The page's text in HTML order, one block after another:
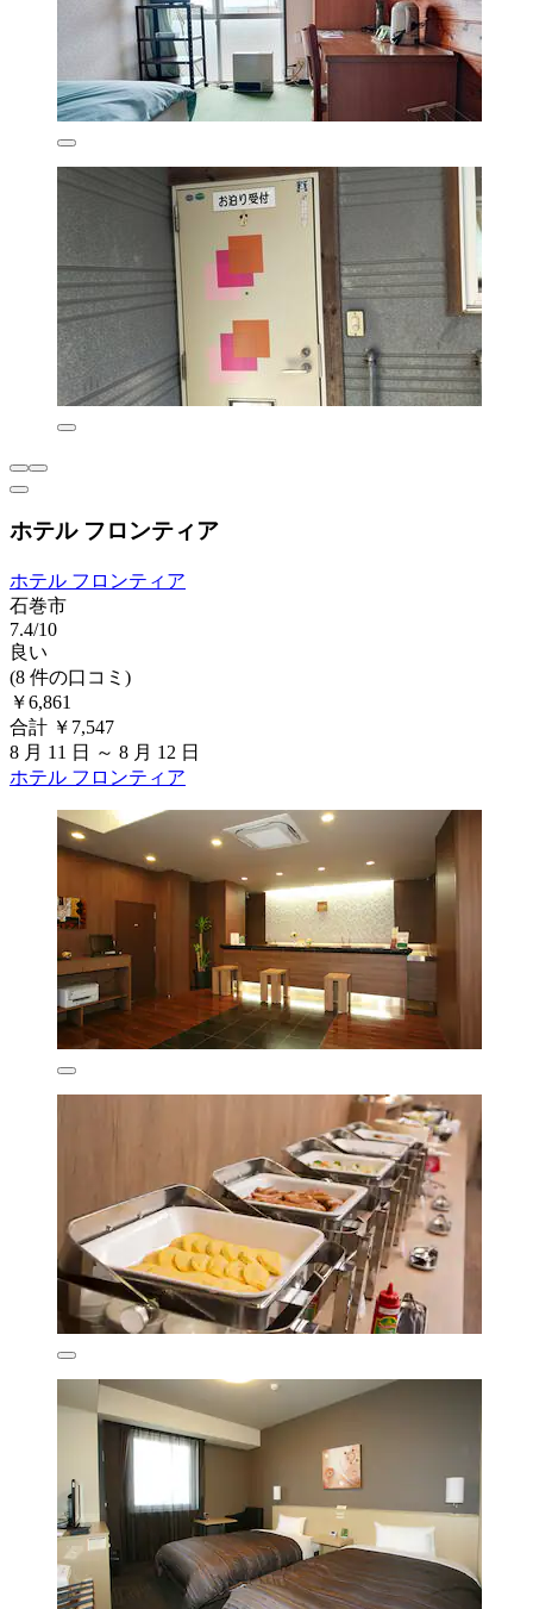
ホテル フロンティア
ホテル フロンティア
石巻市
7.4/10
良い
(8 件の口コミ)
￥6,861
合計 ￥7,547
8 月 11 日 ～ 8 月 12 日
ホテル フロンティア